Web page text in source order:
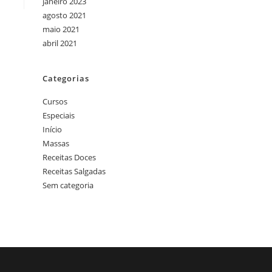
agosto 2021
maio 2021
abril 2021
Categorias
Cursos
Especiais
Início
Massas
Receitas Doces
Receitas Salgadas
Sem categoria